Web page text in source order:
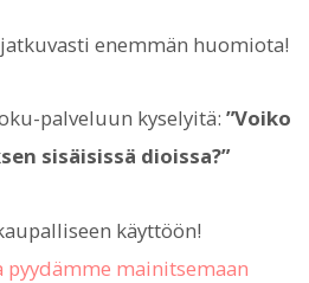
enemmän huomiota!
palveluun kyselyitä: ”Voiko
sisäisissä dioissa?”
käyttöön!
pyydämme mainitsemaan